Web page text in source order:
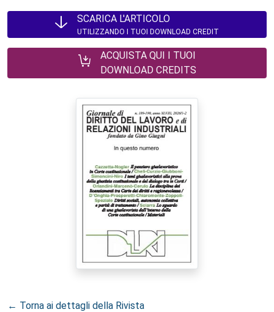
SCARICA L'ARTICOLO
UTILIZZANDO I TUOI DOWNLOAD CREDIT
ACQUISTA QUI I TUOI
DOWNLOAD CREDITS
← Torna ai dettagli della Rivista